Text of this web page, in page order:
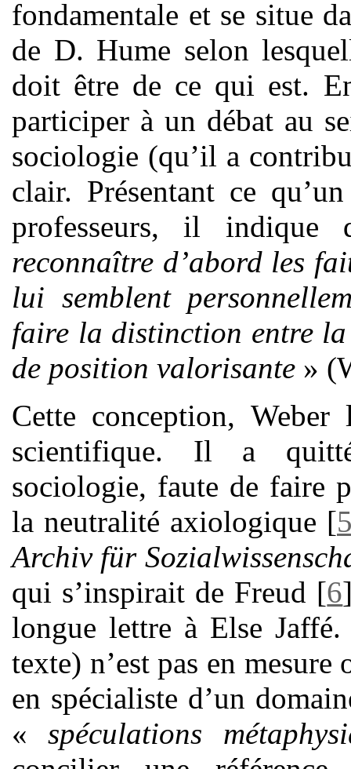
fondamentale et se situe
de D. Hume selon
doit être de ce qui est.
participer à un débat au
sociologie (qu’il a
clair. Présentant ce
professeurs, il
reconnaître d’abord les
lui semblent
faire la distinction entre
de position valorisante »
Cette conception,
scientifique. Il a
sociologie, faute de faire
la neutralité axiologique [
Archiv für
qui s’inspirait de Freud [6
longue lettre à Else
texte) n’est pas en
en spécialiste d’un
«spéculations